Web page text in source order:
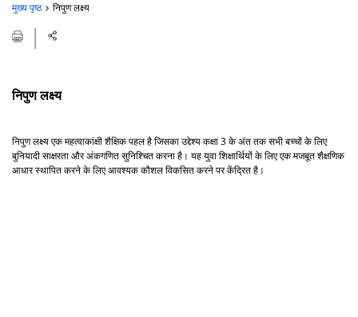
मुख्य पृष्ठ निपुण लक्ष्य
निपुण लक्ष्य
निपुण लक्ष्य एक महत्वाकांक्षी शैक्षिक पहल है जिसका उद्देश्य कक्षा 3 के अंत तक सभी बच्चों के लिए
बुनियादी साक्षरता और अंकगणित सुनिश्चित करना है। यह युवा शिक्षार्थियों के लिए एक मजबूत शैक्षणिक
आधार स्थापित करने के लिए आवश्यक कौशल विकसित करने पर केंद्रित है।